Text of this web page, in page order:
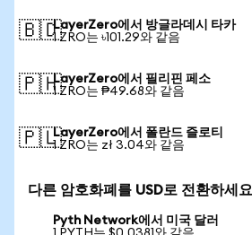
🇧🇩LayerZero에서 방글라데시 타카
1 ZRO는 ৳101.29와 같음
🇵🇭LayerZero에서 필리핀 페소
1 ZRO는 ₱49.68와 같음
🇵🇱LayerZero에서 폴란드 즐로티
1 ZRO는 zł 3.04와 같음
다른 암호화폐를 USD로 전환하세요
Pyth Network에서 미국 달러